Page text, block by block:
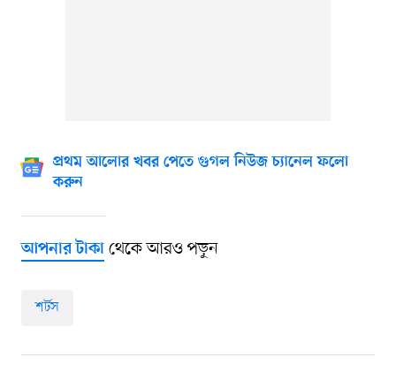
প্রথম আলোর খবর পেতে গুগল নিউজ চ্যানেল ফলো
করুন
আপনার টাকাথেকে আরও পড়ুন
শর্টস